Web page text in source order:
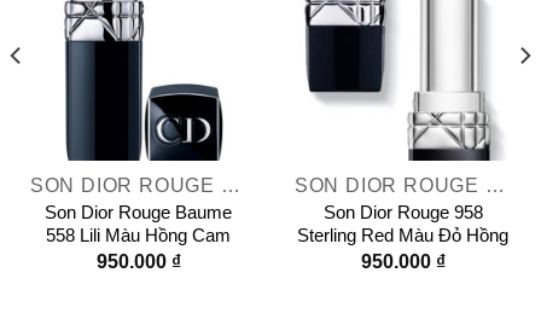
SON DIOR ROUGE DIOR
Son Dior Rouge Baume
558 Lili Màu Hồng Cam
950.000 ₫
SON DIOR ROUGE DIOR
Son Dior Rouge 958
Sterling Red Màu Đỏ Hồng
950.000 ₫